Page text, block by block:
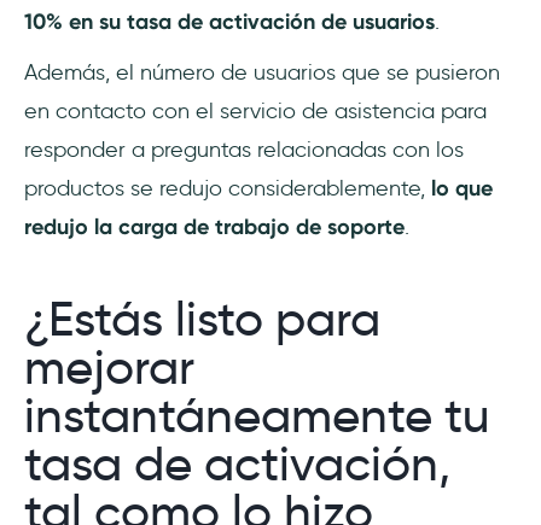
10% en su tasa de activación de usuarios.
Además, el número de usuarios que se pusieron
en contacto con el servicio de asistencia para
responder a preguntas relacionadas con los
productos se redujo considerablemente, lo que
redujo la carga de trabajo de soporte.
¿Estás listo para
mejorar
instantáneamente tu
tasa de activación,
tal como lo hizo